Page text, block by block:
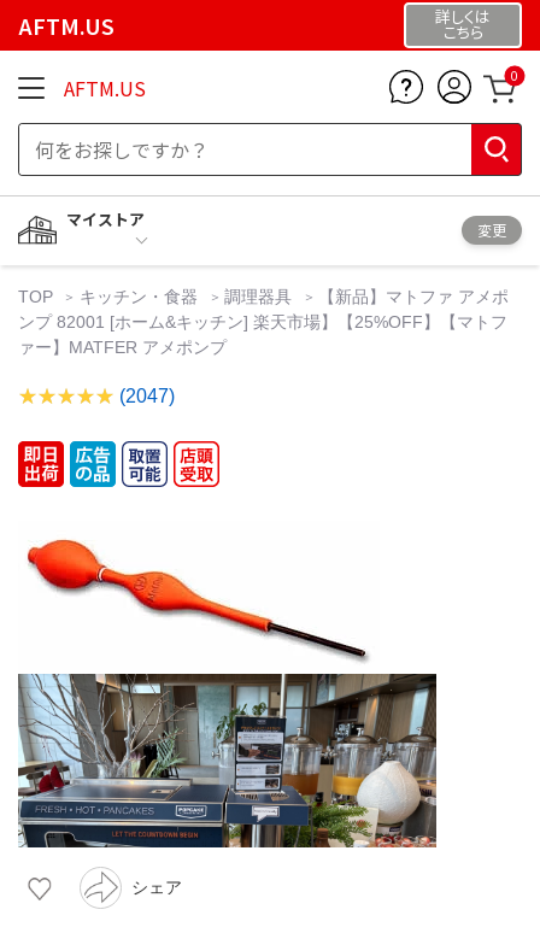
AFTM.US 詳しくは
こちら
AFTM.US 0
マイストア
変更
TOP キッチン・食器 調理器具
【新品】マトファ アメポ
ンプ 82001 [ホーム&キッチン] 楽天市場】【25%OFF】【マトフ
ァー】MATFER アメポンプ
(2047)
シェア